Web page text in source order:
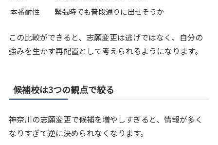
本番耐性
緊張時でも普段通りに出せそうか
この比較ができると、志願変更は逃げではなく、自分の
強みを生かす再配置として考えられるようになります。
候補校は3つの観点で絞る
神奈川の志願変更で候補を増やしすぎると、情報が多く
なりすぎて逆に決められなくなります。